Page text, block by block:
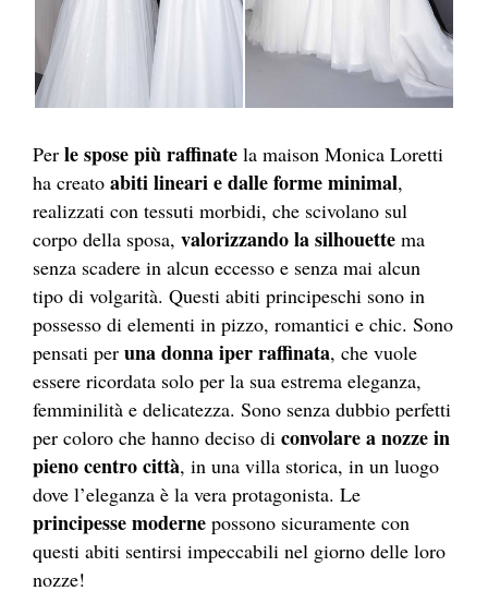
Per le spose più raffinate la maison Monica Loretti
ha creato abiti lineari e dalle forme minimal,
realizzati con tessuti morbidi, che scivolano sul
corpo della sposa, valorizzando la silhouette ma
senza scadere in alcun eccesso e senza mai alcun
tipo di volgarità. Questi abiti principeschi sono in
possesso di elementi in pizzo, romantici e chic. Sono
pensati per una donna iper raffinata, che vuole
essere ricordata solo per la sua estrema eleganza,
femminilità e delicatezza. Sono senza dubbio perfetti
per coloro che hanno deciso di convolare a nozze in
pieno centro città, in una villa storica, in un luogo
dove l’eleganza è la vera protagonista. Le
principesse moderne possono sicuramente con
questi abiti sentirsi impeccabili nel giorno delle loro
nozze!